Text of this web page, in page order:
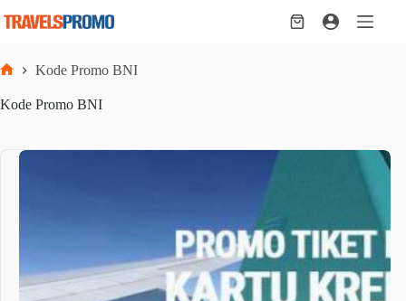
Shopping
Kode Promo BNI
Kode Promo BNI